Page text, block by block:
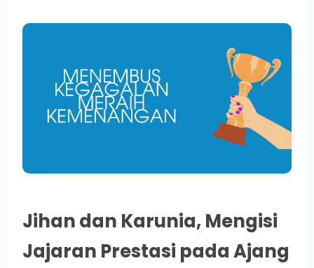
Jihan dan Karunia, Mengisi
Jajaran Prestasi pada Ajang